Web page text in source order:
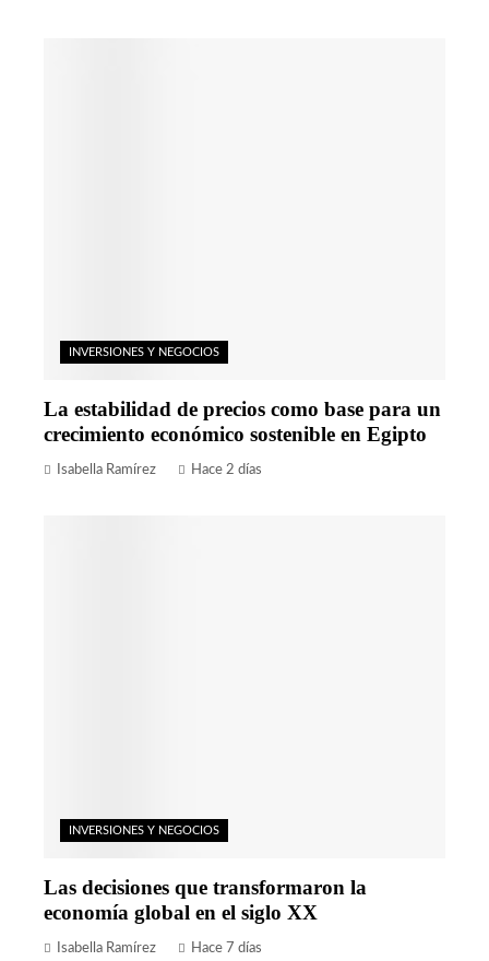
INVERSIONES Y NEGOCIOS
La estabilidad de precios como base para un
crecimiento económico sostenible en Egipto
Isabella Ramírez Hace 2 días
INVERSIONES Y NEGOCIOS
Las decisiones que transformaron la
economía global en el siglo XX
Isabella Ramírez Hace 7 días